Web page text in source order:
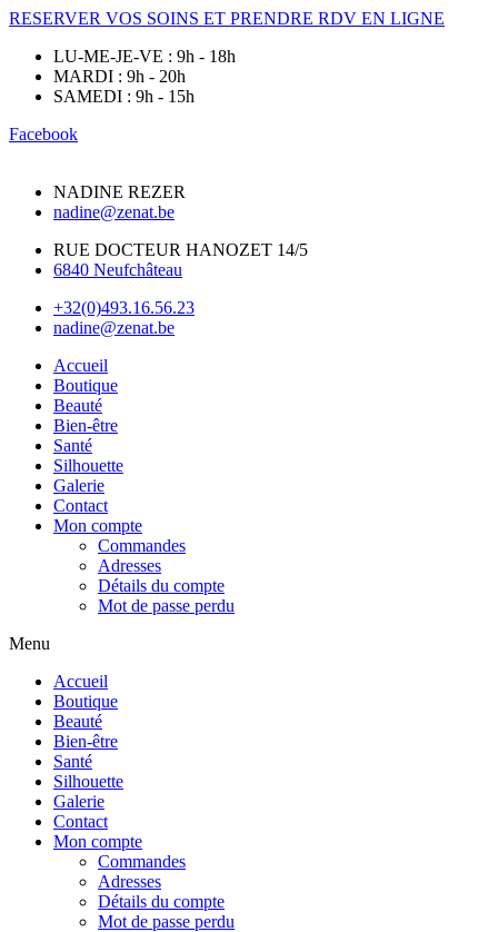
RESERVER VOS SOINS ET PRENDRE RDV EN LIGNE
LU-ME-JE-VE : 9h - 18h
MARDI : 9h - 20h
SAMEDI : 9h - 15h
Facebook
NADINE REZER
nadine@zenat.be
RUE DOCTEUR HANOZET 14/5
6840 Neufchâteau
+32(0)493.16.56.23
nadine@zenat.be
Accueil
Boutique
Beauté
Bien-être
Santé
Silhouette
Galerie
Contact
Mon compte
Commandes
Adresses
Détails du compte
Mot de passe perdu
Menu
Accueil
Boutique
Beauté
Bien-être
Santé
Silhouette
Galerie
Contact
Mon compte
Commandes
Adresses
Détails du compte
Mot de passe perdu